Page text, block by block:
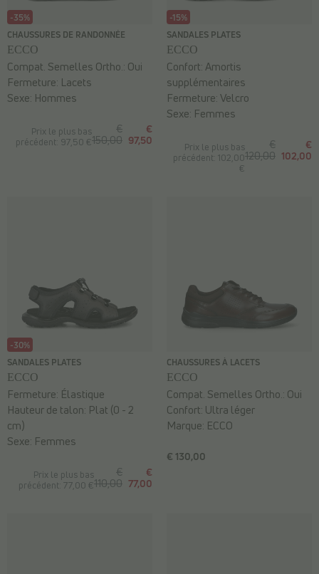
-35%
CHAUSSURES DE RANDONNÉE
ECCO
Prix le plus bas
précédent: 97,50 €
€
150,00
€
97,50
Compat. Semelles Ortho.: Oui
Fermeture: Lacets
Sexe: Hommes
-15%
SANDALES PLATES
ECCO
Prix le plus bas
précédent: 102,00
€
€
120,00
€
102,00
Confort:Amortis
supplémentaires
Fermeture:Velcro
Sexe: Femmes
-30%
SANDALES PLATES
ECCO
Prix le plus bas
précédent: 77,00 €
€
110,00
€
77,00
Fermeture: Élastique
Hauteur de talon: Plat (0 - 2
cm)
Sexe: Femmes
CHAUSSURES À LACETS
ECCO
€ 130,00
Compat. Semelles Ortho.: Oui
Confort: Ultra léger
Marque: ECCO